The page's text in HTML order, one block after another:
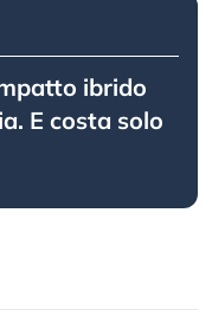
ibrido
E costa solo